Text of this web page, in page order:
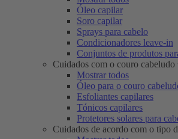
Óleo capilar
Soro capilar
Sprays para cabelo
Condicionadores leave-in
Conjuntos de produtos
Cuidados com o couro cabeludo
Mostrar todos
Óleo para o couro
Esfoliantes capilares
Tónicos capilares
Protetores solares para
Cuidados de acordo com o tipo